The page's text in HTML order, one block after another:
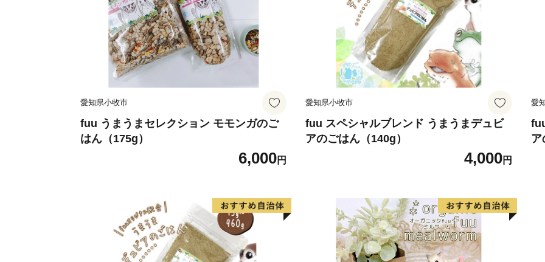
愛知県小牧市
fuu うまうまセレクション モモンガのご
はん（175g）
6,000円
愛知県小牧市
fuu スペシャルブレンド うまうまデュビ
アのごはん（140g）
4,000円
愛
ア